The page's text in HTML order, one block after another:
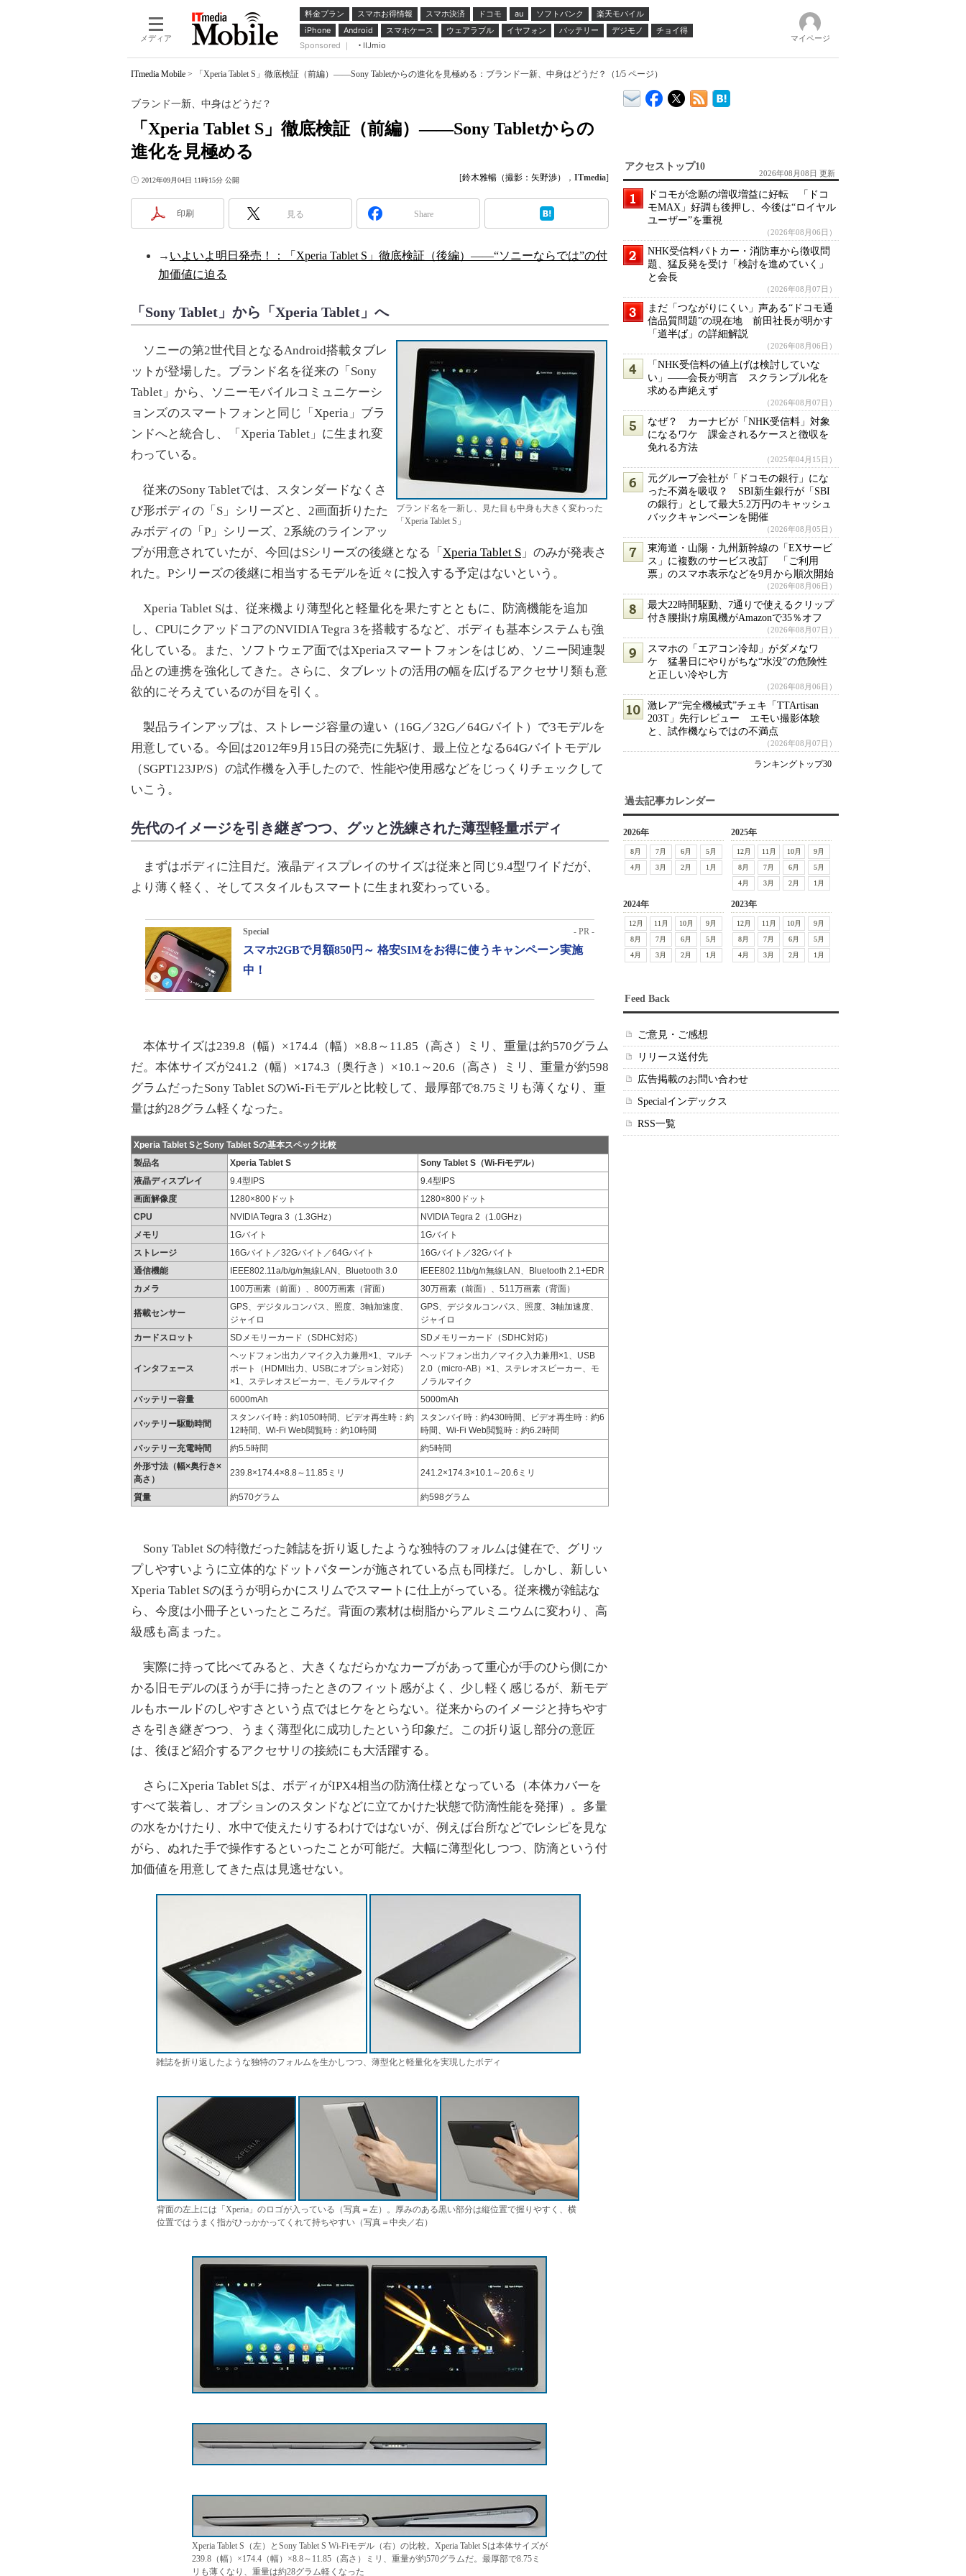
メディア
料金プラン スマホお得情報 スマホ決済 ドコモ au ソフトバンク
楽天モバイル
iPhone
Android スマホケース ウェアラブル イヤフォン バッテリー デジモノ
チョイ得
Sponsored ｜
IIJmio
マイページ
ITmedia Mobile > 「Xperia Tablet S」徹底検証（前編）――Sony Tabletからの進化を見極める：ブランド一新、中身はどうだ？（1/5 ページ）
「Xperia Tablet S」徹底検証（前編）――Sony Tabletからの
進化を見極める
ブランド一新、中身はどうだ？
2012年09月04日 11時15分 公開 [鈴木雅暢（撮影：矢野渉） ， ITmedia]
印刷 見る Share
→ いよいよ明日発売！：「Xperia Tablet S」徹底検証（後編）――“ソニーならでは”の付
加価値に迫る
「Sony Tablet」から「Xperia Tablet」へ
ブランド名を一新し、見た目も中身も大きく変わった
「Xperia Tablet S」
ソニーの第2世代目となるAndroid搭載タブレ
ットが登場した。ブランド名を従来の「Sony
Tablet」から、ソニーモバイルコミュニケーシ
ョンズのスマートフォンと同じ「Xperia」ブラ
ンドへと統合し、「Xperia Tablet」に生まれ変
わっている。
従来のSony Tabletでは、スタンダードなくさ
び形ボディの「S」シリーズと、2画面折りたた
みボディの「P」シリーズ、2系統のラインアッ
プが用意されていたが、今回はSシリーズの後継となる「 Xperia Tablet S 」のみが発表さ
れた。Pシリーズの後継に相当するモデルを近々に投入する予定はないという。
Xperia Tablet Sは、従来機より薄型化と軽量化を果たすとともに、防滴機能を追加
し、CPUにクアッドコアのNVIDIA Tegra 3を搭載するなど、ボディも基本システムも強
化している。また、ソフトウェア面ではXperiaスマートフォンをはじめ、ソニー関連製
品との連携を強化してきた。さらに、タブレットの活用の幅を広げるアクセサリ類も意
欲的にそろえているのが目を引く。
製品ラインアップは、ストレージ容量の違い（16G／32G／64Gバイト）で3モデルを
用意している。今回は2012年9月15日の発売に先駆け、最上位となる64Gバイトモデル
（SGPT123JP/S）の試作機を入手したので、性能や使用感などをじっくりチェックして
いこう。
先代のイメージを引き継ぎつつ、グッと洗練された薄型軽量ボディ
まずはボディに注目だ。液晶ディスプレイのサイズは従来と同じ9.4型ワイドだが、
より薄く軽く、そしてスタイルもスマートに生まれ変わっている。
Special - PR -
スマホ2GBで月額850円～ 格安SIMをお得に使うキャンペーン実施
中！
本体サイズは239.8（幅）×174.4（幅）×8.8～11.85（高さ）ミリ、重量は約570グラム
だ。本体サイズが241.2（幅）×174.3（奥行き）×10.1～20.6（高さ）ミリ、重量が約598
グラムだったSony Tablet SのWi-Fiモデルと比較して、最厚部で8.75ミリも薄くなり、重
量は約28グラム軽くなった。
Xperia Tablet SとSony Tablet Sの基本スペック比較
製品名
Xperia Tablet S
Sony Tablet S（Wi-Fiモデル）
液晶ディスプレイ
9.4型IPS
9.4型IPS
画面解像度
1280×800ドット
1280×800ドット
CPU
NVIDIA Tegra 3（1.3GHz）
NVIDIA Tegra 2（1.0GHz）
メモリ
1Gバイト
1Gバイト
ストレージ
16Gバイト／32Gバイト／64Gバイト
16Gバイト／32Gバイト
通信機能
IEEE802.11a/b/g/n無線LAN、Bluetooth 3.0
IEEE802.11b/g/n無線LAN、Bluetooth 2.1+EDR
カメラ
100万画素（前面）、800万画素（背面） 30万画素（前面）、511万画素（背面）
搭載センサー
GPS、デジタルコンパス、照度、3軸加速度、
ジャイロ
GPS、デジタルコンパス、照度、3軸加速度、
ジャイロ
カードスロット
SDメモリーカード（SDHC対応） SDメモリーカード（SDHC対応）
インタフェース
ヘッドフォン出力／マイク入力兼用×1、マルチ
ポート（HDMI出力、USBにオプション対応）
×1、ステレオスピーカー、モノラルマイク
ヘッドフォン出力／マイク入力兼用×1、USB
2.0（micro-AB）×1、ステレオスピーカー、モ
ノラルマイク
バッテリー容量
6000mAh 5000mAh
バッテリー駆動時間
スタンバイ時：約1050時間、ビデオ再生時：約
12時間、Wi-Fi Web閲覧時：約10時間
スタンバイ時：約430時間、ビデオ再生時：約6
時間、Wi-Fi Web閲覧時：約6.2時間
バッテリー充電時間
約5.5時間
約5時間
外形寸法（幅×奥行き×
高さ）
239.8×174.4×8.8～11.85ミリ 241.2×174.3×10.1～20.6ミリ
質量 約570グラム 約598グラム
Sony Tablet Sの特徴だった雑誌を折り返したような独特のフォルムは健在で、グリッ
プしやすいように立体的なドットパターンが施されている点も同様だ。しかし、新しい
Xperia Tablet Sのほうが明らかにスリムでスマートに仕上がっている。従来機が雑誌な
ら、今度は小冊子といったところだ。背面の素材は樹脂からアルミニウムに変わり、高
級感も高まった。
実際に持って比べてみると、大きくなだらかなカーブがあって重心が手のひら側にか
かる旧モデルのほうが手に持ったときのフィット感がよく、少し軽く感じるが、新モデ
ルもホールドのしやすさという点ではヒケをとらない。従来からのイメージと持ちやす
さを引き継ぎつつ、うまく薄型化に成功したという印象だ。この折り返し部分の意匠
は、後ほど紹介するアクセサリの接続にも大活躍する。
さらにXperia Tablet Sは、ボディがIPX4相当の防滴仕様となっている（本体カバーを
すべて装着し、オプションのスタンドなどに立てかけた状態で防滴性能を発揮）。多量
の水をかけたり、水中で使えたりするわけではないが、例えば台所などでレシピを見な
がら、ぬれた手で操作するといったことが可能だ。大幅に薄型化しつつ、防滴という付
加価値を用意してきた点は見逃せない。
雑誌を折り返したような独特のフォルムを生かしつつ、薄型化と軽量化を実現したボディ
背面の左上には「Xperia」のロゴが入っている（写真＝左）。厚みのある黒い部分は縦位置で握りやすく、横
位置ではうまく指がひっかかってくれて持ちやすい（写真＝中央／右）
Xperia Tablet S（左）とSony Tablet S Wi-Fiモデル（右）の比較。Xperia Tablet Sは本体サイズが
239.8（幅）×174.4（幅）×8.8～11.85（高さ）ミリ、重量が約570グラムだ。最厚部で8.75ミ
リも薄くなり、重量は約28グラム軽くなった
アクセストップ10
2026年08月08日 更新
ドコモが念願の増収増益に好転 「ドコ
モMAX」好調も後押し、今後は“ロイヤル
ユーザー”を重視
（2026年08月06日）
NHK受信料パトカー・消防車から徴収問
題、猛反発を受け「検討を進めていく」
と会長
（2026年08月07日）
まだ「つながりにくい」声ある“ドコモ通
信品質問題”の現在地 前田社長が明かす
「道半ば」の詳細解説
（2026年08月06日）
「NHK受信料の値上げは検討していな
い」――会長が明言 スクランブル化を
求める声絶えず
（2026年08月07日）
なぜ？ カーナビが「NHK受信料」対象
になるワケ 課金されるケースと徴収を
免れる方法
（2025年04月15日）
元グループ会社が「ドコモの銀行」にな
った不満を吸収？ SBI新生銀行が「SBI
の銀行」として最大5.2万円のキャッシュ
バックキャンペーンを開催
（2026年08月05日）
東海道・山陽・九州新幹線の「EXサービ
ス」に複数のサービス改訂 「ご利用
票」のスマホ表示などを9月から順次開始
（2026年08月06日）
最大22時間駆動、7通りで使えるクリップ
付き腰掛け扇風機がAmazonで35％オフ
（2026年08月07日）
スマホの「エアコン冷却」がダメなワ
ケ 猛暑日にやりがちな“水没”の危険性
と正しい冷やし方
（2026年08月06日）
激レア“完全機械式”チェキ「TTArtisan
203T」先行レビュー エモい撮影体験
と、試作機ならではの不満点
（2026年08月07日）
ランキングトップ30
過去記事カレンダー
2026年
8月 7月 6月
5月
4月
3月 2月 1月
2025年
12月 11月 10月
9月
8月
7月 6月
5月
4月
3月 2月 1月
2024年
12月 11月 10月
9月
8月
7月 6月
5月
4月
3月 2月 1月
2023年
12月 11月 10月
9月
8月
7月 6月
5月
4月
3月 2月 1月
Feed Back
ご意見・ご感想
リリース送付先
広告掲載のお問い合わせ
Specialインデックス
RSS一覧